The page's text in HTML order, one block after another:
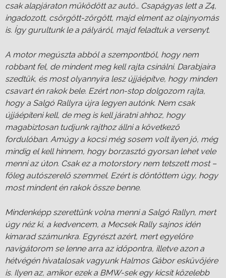
csak alapjáraton működött az autó… Csapágyas lett a Z4,
ingadozott, csörgött-zörgött, majd elment az olajnyomás
is. Így gurultunk le a pályáról, majd feladtuk a versenyt.
A motor megúszta abból a szempontból, hogy nem
robbant fel, de mindent meg kell rajta csinálni. Darabjaira
szedtük, és most olyannyira lesz újjáépítve, hogy minden
csavart én rakok bele. Ezért non-stop dolgozom rajta,
hogy a Salgó Rallyra újra legyen autónk. Nem csak
újjáépíteni kell, de meg is kell járatni ahhoz, hogy
magabiztosan tudjunk rajthoz állni a következő
fordulóban. Amúgy a kocsi még sosem volt ilyen jó, még
mindig el kell hinnem, hogy borzasztó gyorsan lehet vele
menni az úton. Csak ez a motorstory nem tetszett most –
főleg autószerelő szemmel. Ezért is döntöttem úgy, hogy
most mindent én rakok össze benne.
Mindenképp szerettünk volna menni a Salgó Rallyn, mert
úgy néz ki, a kedvencem, a Mecsek Rally sajnos idén
kimarad számunkra. Egyrészt azért, mert egyelőre
navigátorom se lenne arra az időpontra, illetve azon a
hétvégén hivatalosak vagyunk Halmos Gábor esküvőjére
is. Ilyen az, amikor ezek a BMW-sek egy kicsit közelebb